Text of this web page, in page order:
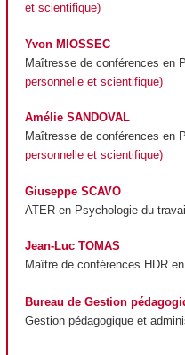
et scientifique)
Yvon MIOSSEC
Maîtresse de conférences en
personnelle et scientifique)
Amélie SANDOVAL
Maîtresse de conférences en
personnelle et scientifique)
Giuseppe SCAVO
ATER en Psychologie du travail
Jean-Luc TOMAS
Maître de conférences HDR
Bureau de Gestion
Gestion pédagogique et